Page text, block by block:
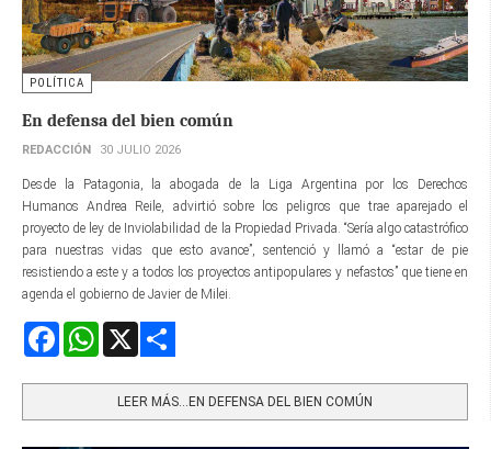
POLÍTICA
En defensa del bien común
REDACCIÓN 30 JULIO 2026
Desde la Patagonia, la abogada de la Liga Argentina por los Derechos
Humanos Andrea Reile, advirtió sobre los peligros que trae aparejado el
proyecto de ley de Inviolabilidad de la Propiedad Privada. “Sería algo catastrófico
para nuestras vidas que esto avance”, sentenció y llamó a “estar de pie
resistiendo a este y a todos los proyectos antipopulares y nefastos” que tiene en
agenda el gobierno de Javier de Milei.
FacebookWhatsApp
LEER MÁS…EN DEFENSA DEL BIEN COMÚN